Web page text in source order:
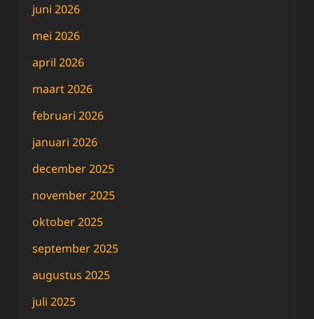
juni 2026
mei 2026
april 2026
maart 2026
februari 2026
januari 2026
december 2025
november 2025
oktober 2025
september 2025
augustus 2025
juli 2025